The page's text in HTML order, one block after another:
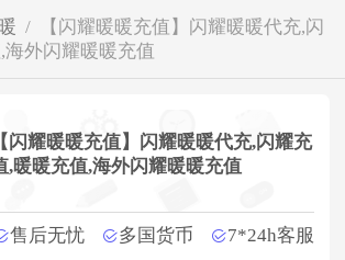
/
【闪耀暖暖充值】闪耀暖暖代充,闪
外闪耀暖暖充值
【闪耀暖暖充值】闪耀暖暖代充,闪耀充
,暖暖充值,海外闪耀暖暖充值
售后无忧 多国货币 7*24h客服